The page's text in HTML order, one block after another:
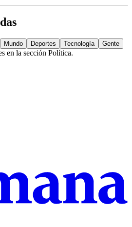
Mundo Deportes Tecnología Gente
en la sección Política.